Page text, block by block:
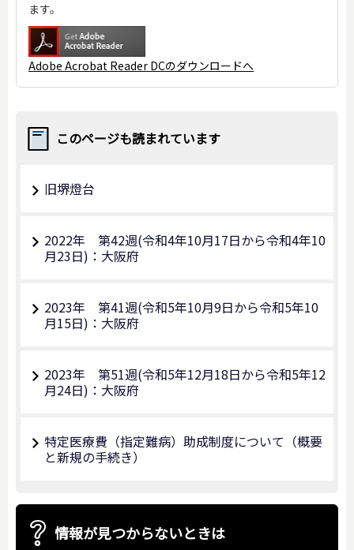
ます。
Adobe Acrobat Reader DCのダウンロードへ
このページも読まれています
旧堺燈台
2022年 第42週(令和4年10月17日から令和4年10
月23日)：大阪府
2023年 第41週(令和5年10月9日から令和5年10
月15日)：大阪府
2023年 第51週(令和5年12月18日から令和5年12
月24日)：大阪府
特定医療費（指定難病）助成制度について（概要
と新規の手続き）
情報が見つからないときは